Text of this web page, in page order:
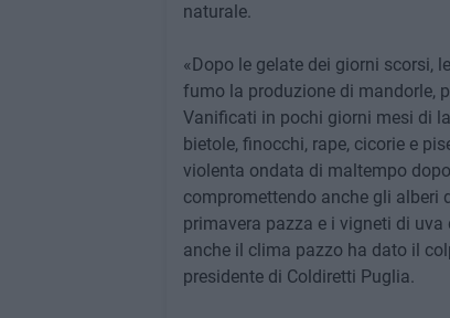
naturale.
«Dopo le gelate dei giorni scorsi,
fumo la produzione di mandorle,
Vanificati in pochi giorni mesi di
bietole, finocchi, rape, cicorie e
violenta ondata di maltempo
compromettendo anche gli alberi
primavera pazza e i vigneti di
anche il clima pazzo ha dato il
presidente di Coldiretti Puglia.